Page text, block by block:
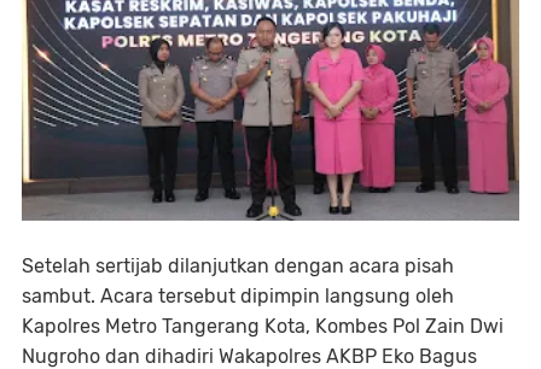
Setelah sertijab dilanjutkan dengan acara pisah
sambut. Acara tersebut dipimpin langsung oleh
Kapolres Metro Tangerang Kota, Kombes Pol Zain Dwi
Nugroho dan dihadiri Wakapolres AKBP Eko Bagus